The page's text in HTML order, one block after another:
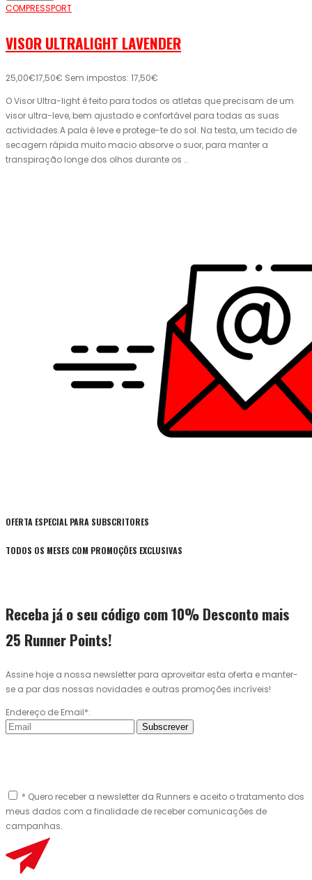
COMPRESSPORT
VISOR ULTRALIGHT LAVENDER
25,00€17,50€ Sem impostos: 17,50€
O Visor Ultra-light é feito para todos os atletas que precisam de um
visor ultra-leve, bem ajustado e confortável para todas as suas
actividades.A pala é leve e protege-te do sol. Na testa, um tecido de
secagem rápida muito macio absorve o suor, para manter a
transpiração longe dos olhos durante os ..
OFERTA ESPECIAL PARA SUBSCRITORES
TODOS OS MESES COM PROMOÇÕES EXCLUSIVAS
Receba já o seu código com 10% Desconto mais
25 Runner Points!
Assine hoje a nossa newsletter para aproveitar esta oferta e manter-
se a par das nossas novidades e outras promoções incríveis!
Endereço de Email*:
Subscrever
* Quero receber a newsletter da Runners e aceito o tratamento dos
meus dados com a finalidade de receber comunicações de
campanhas.